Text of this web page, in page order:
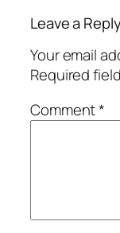
Leave a
Your email
Required
Comment*